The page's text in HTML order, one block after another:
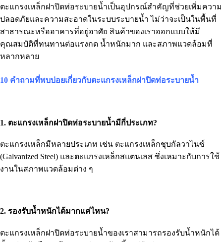
ตะแกรงเหล็กฝาปิดท่อระบายน้ำเป็นอุปกรณ์สำคัญที่ช่วยเพิ่มความ
ปลอดภัยและความสะอาดในระบบระบายน้ำ ไม่ว่าจะเป็นในพื้นที่
สาธารณะหรืออาคารที่อยู่อาศัย สินค้าของเราออกแบบให้มี
คุณสมบัติที่ทนทานต่อแรงกด น้ำหนักมาก และสภาพแวดล้อมที่
หลากหลาย
10 คำถามที่พบบ่อยเกี่ยวกับตะแกรงเหล็กฝาปิดท่อระบายน้ำ
1. ตะแกรงเหล็กฝาปิดท่อระบายน้ำมีกี่ประเภท?
ตะแกรงเหล็กมีหลายประเภท เช่น ตะแกรงเหล็กชุบกัลวาไนซ์
(Galvanized Steel) และตะแกรงเหล็กสแตนเลส ซึ่งเหมาะกับการใช้
งานในสภาพแวดล้อมต่าง ๆ
2. รองรับน้ำหนักได้มากแค่ไหน?
ตะแกรงเหล็กฝาปิดท่อระบายน้ำของเราสามารถรองรับน้ำหนักได้